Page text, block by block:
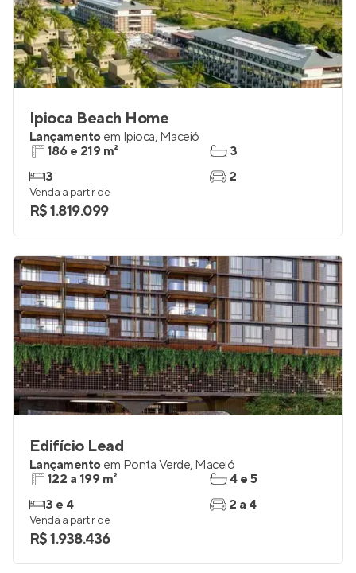
Ipioca Beach Home
Lançamento em Ipioca, Maceió
186 e 219 m²
3
3
2
Venda a partir de
R$ 1.819.099
Edifício Lead
Lançamento em Ponta Verde, Maceió
122 a 199 m²
3 e 4
4 e 5
2 a 4
Venda a partir de
R$ 1.938.436